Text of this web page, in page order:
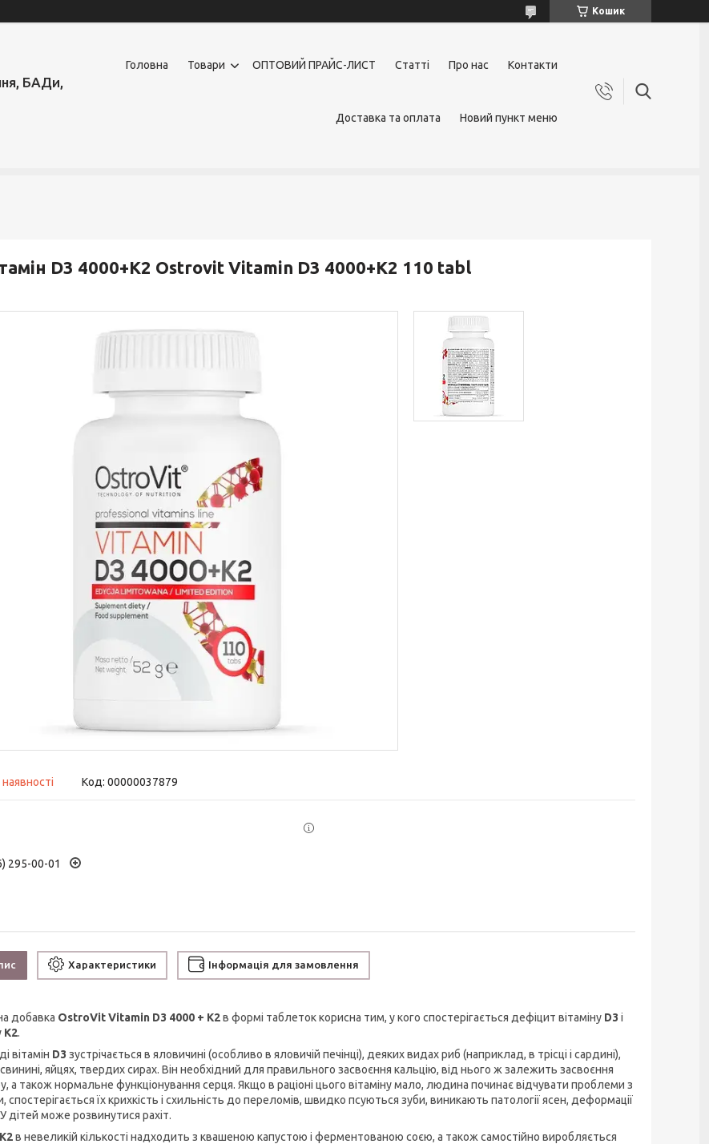
Кошик
БАДи,
Головна Товари OПТОВИЙ ПРАЙС-ЛИСТ Статті Про нас Контакти
Доставка та оплата Новий пункт меню
D3 4000+K2 Ostrovit Vitamin D3 4000+K2 110 tabl
Код: 00000037879
295-00-01
Характеристики Інформація для замовлення
добавка OstroVit Vitamin D3 4000 + K2в формі таблеток корисна тим, у кого спостерігається дефіцит вітаміну D3 і
К2.
вітамін D3 зустрічається в яловичині (особливо в яловичій печінці), деяких видах риб (наприклад, в трісці і сардині),
яйцях, твердих сирах. Він необхідний для правильного засвоєння кальцію, від нього ж залежить засвоєння
а також нормальне функціонування серця. Якщо в раціоні цього вітаміну мало, людина починає відчувати проблеми з
спостерігається їх крихкість і схильність до переломів, швидко псуються зуби, виникають патології ясен, деформації
дітей може розвинутися рахіт.
К2в невеликій кількості надходить з квашеною капустою і ферментованою соєю, а також самостійно виробляється